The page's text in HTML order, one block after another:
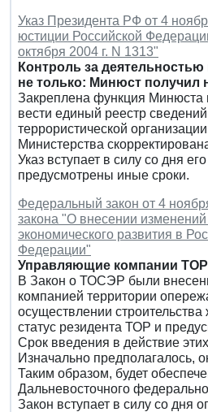
Указ Президента РФ от 4
юстиции Российской
октября 2004 г. N 1313"
Контроль за
не только: Минюст получил
Закреплена функция Минюста
вести единый реестр
террористической
Министерства
Указ вступает в силу со дня
предусмотрены иные сроки.
Федеральный закон от 4
закона "О внесении
экономического развития в
Федерации"
Управляющие компании ТОР
В Закон о ТОСЭР были
компанией территории
осуществлении
статус резидента ТОР и
Срок введения в действие
Изначально предполагалось,
Таким образом, будет
Дальневосточного
Закон вступает в силу со дня